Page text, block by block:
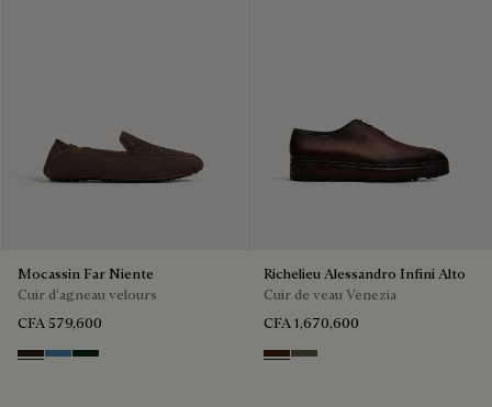
Mocassin Far Niente
Cuir d'agneau velours
CFA 579,600
BrownAveiroOpuntia
Richelieu Alessandro Infini Alto
Cuir de veau Venezia
CFA 1,670,600
Marrone Intenso
Selva Oscura